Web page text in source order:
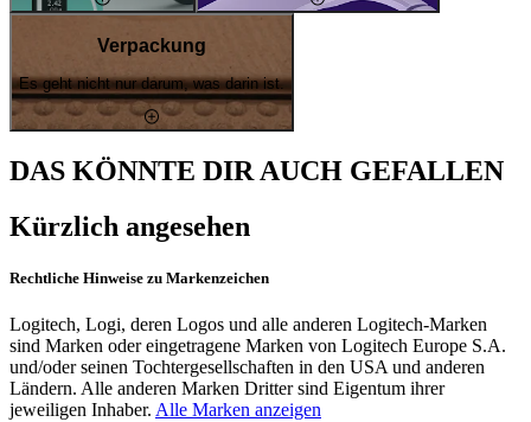
Verpackung
Es geht nicht nur darum, was darin ist.
DAS KÖNNTE DIR AUCH GEFALLEN
Kürzlich angesehen
Rechtliche Hinweise zu Markenzeichen
Logitech, Logi, deren Logos und alle anderen Logitech-Marken
sind Marken oder eingetragene Marken von Logitech Europe S.A.
und/oder seinen Tochtergesellschaften in den USA und anderen
Ländern. Alle anderen Marken Dritter sind Eigentum ihrer
jeweiligen Inhaber. Alle Marken anzeigen